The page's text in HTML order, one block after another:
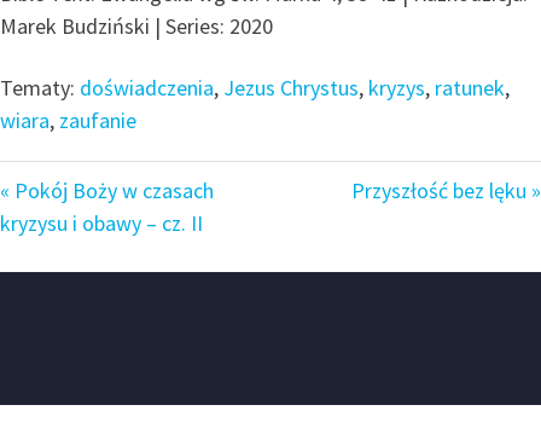
Marek Budziński | Series: 2020
Tematy: doświadczenia, Jezus Chrystus, kryzys, ratunek,
wiara, zaufanie
« Pokój Boży w czasach
kryzysu i obawy – cz. II
Przyszłość bez lęku »